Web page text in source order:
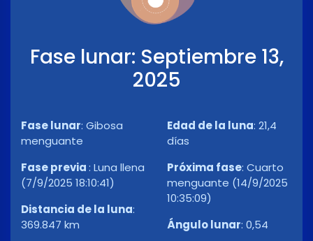
Fase lunar: Septiembre 13,
2025
Fase lunar: Gibosa
menguante
Fase previa: Luna llena
(7/9/2025 18:10:41)
Distancia de la luna:
369.847 km
Edad de la luna: 21,4
días
Próxima fase: Cuarto
menguante (14/9/2025
10:35:09)
Ángulo lunar: 0,54